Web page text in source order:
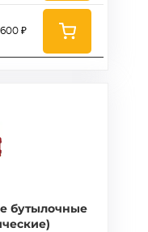
600 ₽
бутылочные